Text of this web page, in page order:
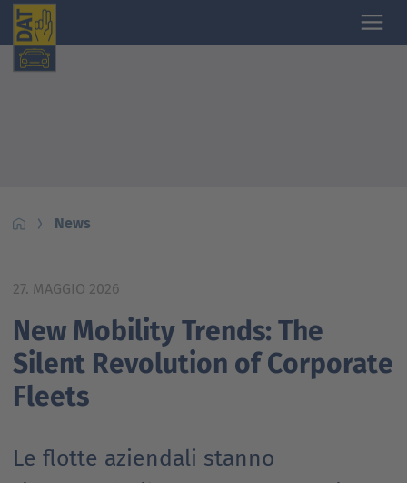
News
27. MAGGIO 2026
New Mobility Trends: The
Silent Revolution of Corporate
Fleets
Le flotte aziendali stanno